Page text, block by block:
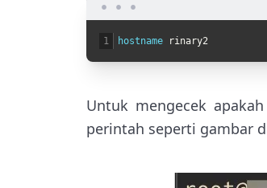
1 hostname rinary2
Untuk mengecek
perintah seperti gambar